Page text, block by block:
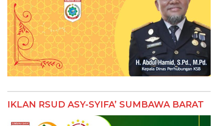
IKLAN RSUD ASY-SYIFA’ SUMBAWA BARAT